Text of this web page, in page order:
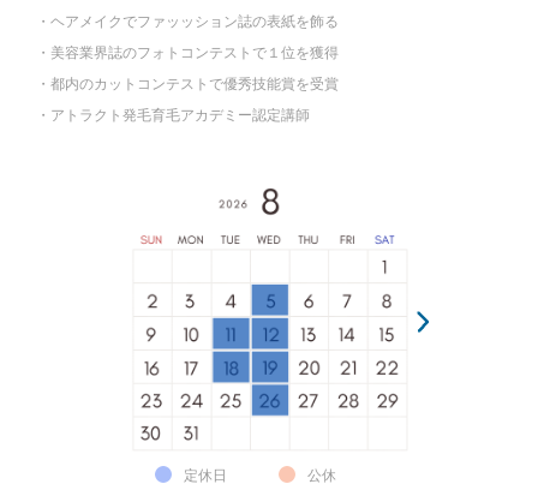
・ヘアメイクでファッッション誌の表紙を飾る
・美容業界誌のフォトコンテストで１位を獲得
・都内のカットコンテストで優秀技能賞を受賞
・アトラクト発毛育毛アカデミー認定講師
定休日 公休